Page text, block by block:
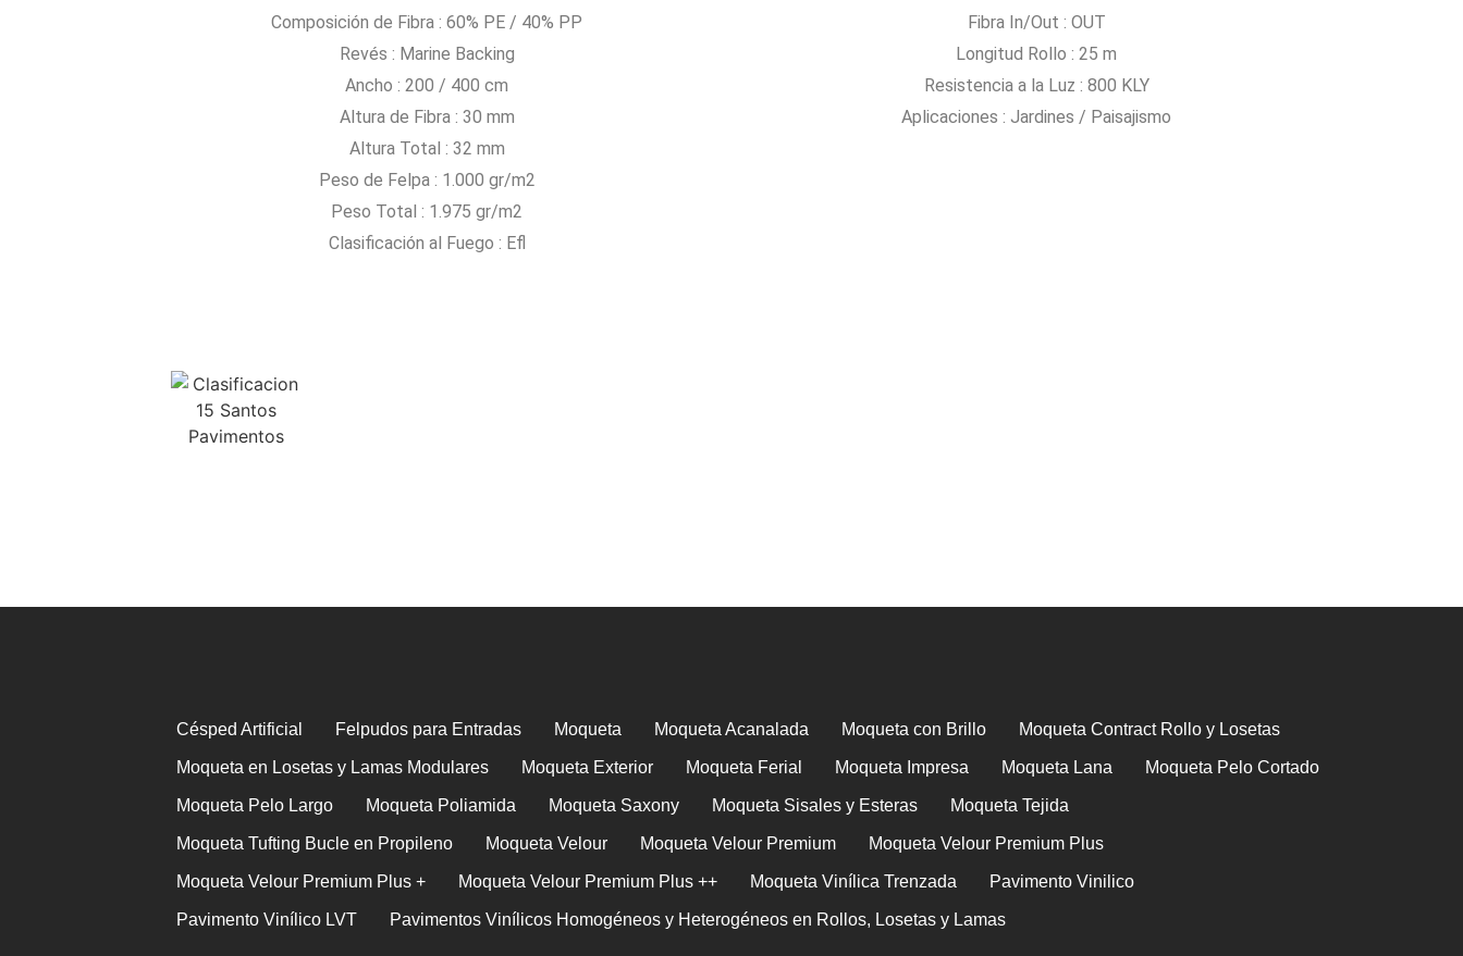
Composición de Fibra : 60% PE / 40% PP
Revés : Marine Backing
Ancho : 200 / 400 cm
Altura de Fibra : 30 mm
Altura Total : 32 mm
Peso de Felpa : 1.000 gr/m2
Peso Total : 1.975 gr/m2
Clasificación al Fuego : Efl
Fibra In/Out : OUT
Longitud Rollo : 25 m
Resistencia a la Luz : 800 KLY
Aplicaciones : Jardines / Paisajismo
Césped Artificial Felpudos para Entradas Moqueta Moqueta Acanalada Moqueta con Brillo Moqueta Contract Rollo y Losetas
Moqueta en Losetas y Lamas Modulares Moqueta Exterior Moqueta Ferial Moqueta Impresa Moqueta Lana Moqueta Pelo Cortado
Moqueta Pelo Largo Moqueta Poliamida Moqueta Saxony Moqueta Sisales y Esteras Moqueta Tejida
Moqueta Tufting Bucle en Propileno Moqueta Velour Moqueta Velour Premium Moqueta Velour Premium Plus
Moqueta Velour Premium Plus + Moqueta Velour Premium Plus ++ Moqueta Vinílica Trenzada Pavimento Vinilico
Pavimento Vinílico LVT Pavimentos Vinílicos Homogéneos y Heterogéneos en Rollos, Losetas y Lamas